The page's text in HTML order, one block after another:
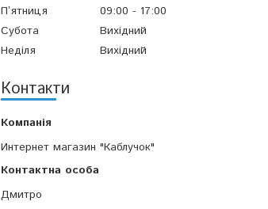
Пʼятниця
09:00
17:00
Субота
Вихідний
Неділя
Вихідний
Контакти
Интернет магазин "Каблучок"
Дмитро